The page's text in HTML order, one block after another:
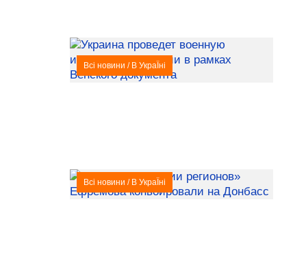
Всі новини / В УкраЇні
Всі новини / В УкраЇні